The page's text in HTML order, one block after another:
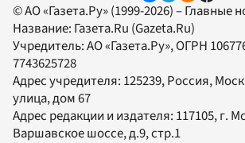
© АО «Газета.Ру» (1999-2026) – Главные
Название: Газета.Ru (Gazeta.Ru)
Учредитель:АО «Газета.Ру», ОГРН
7743625728
Адрес учредителя: 125239, Россия,
улица, дом 67
Адрес редакции и издателя: 117105, г.
Варшавское шоссе, д.9, стр.1